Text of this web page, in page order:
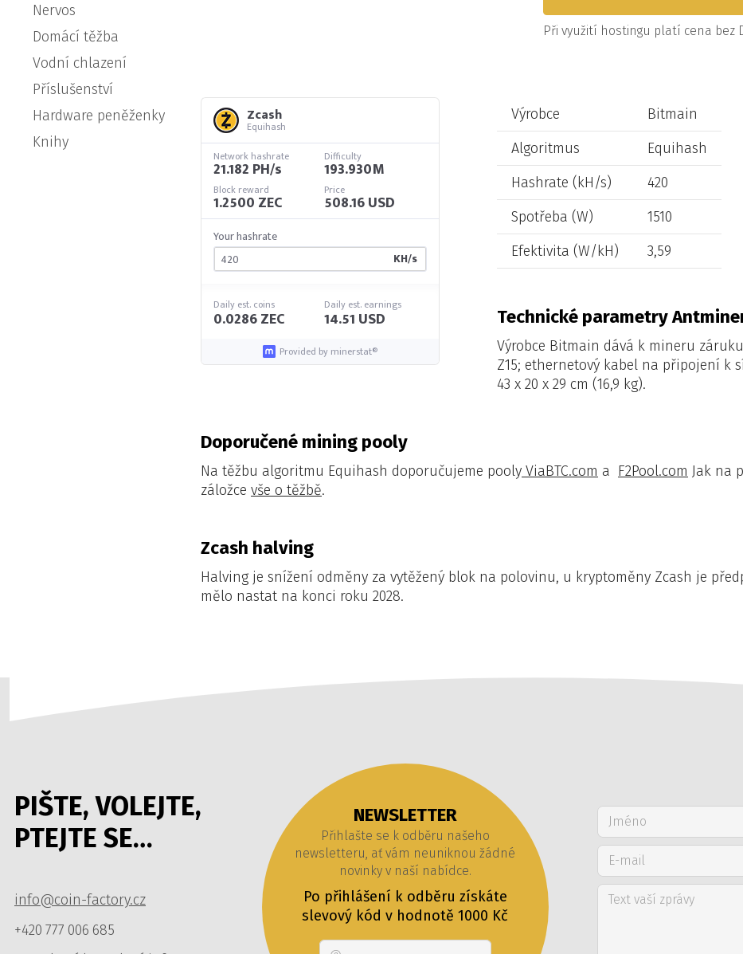
Nervos
Domácí těžba
Vodní chlazení
Příslušenství
Hardware peněženky
Knihy
Při využití hostingu platí cena bez
Zcash
Equihash
Network hashrate
21.182 PH/s
Difficulty
193.930M
Block reward
1.2500 ZEC
Price
508.16 USD
Your hashrate
KH/s
Daily est. coins
0.0286 ZEC
Daily est. earnings
14.51 USD
Provided by minerstat®
Výrobce
Bitmain
Algoritmus
Equihash
Hashrate (kH/s)
420
Spotřeba (W)
1510
Efektivita (W/kH)
3,59
Technické parametry
Výrobce Bitmain dává k mineru
Z15; ethernetový kabel na připojení k
43 x 20 x 29 cm (16,9 kg).
Doporučené mining pooly
Na těžbu algoritmu Equihash doporučujeme pooly ViaBTC.com a F2Pool.com Jak na
záložce vše o těžbě.
Zcash halving
Halving je snížení odměny za vytěžený blok na polovinu, u kryptoměny Zcash je
mělo nastat na konci roku 2028.
PIŠTE, VOLEJTE,
PTEJTE SE…
info@coin-factory.cz
+420 777 006 685
NEWSLETTER
Přihlašte se k odběru našeho
newsletteru, ať vám neuniknou žádné
novinky v naší nabídce.
Po přihlášení k odběru získáte
slevový kód v hodnotě 1000 Kč